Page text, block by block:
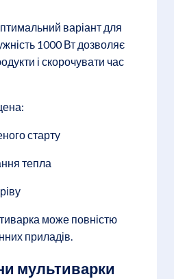
варіант для
1000 Вт дозволяє
і скорочувати час
старту
тепла
може повністю
приладів.
мультиварки